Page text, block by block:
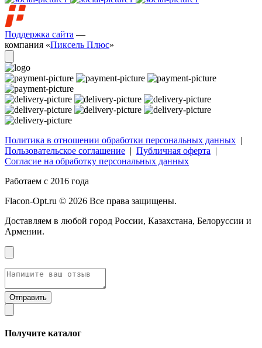
Поддержка сайта —
компания «Пиксель Плюс»
Политика в отношении обработки персональных данных |
Пользовательское соглашение | Публичная оферта |
Согласие на обработку персональных данных
Работаем с 2016 года
Flacon-Opt.ru © 2026 Все права защищены.
Доставляем в любой город России, Казахстана, Белоруссии и
Армении.
Получите каталог